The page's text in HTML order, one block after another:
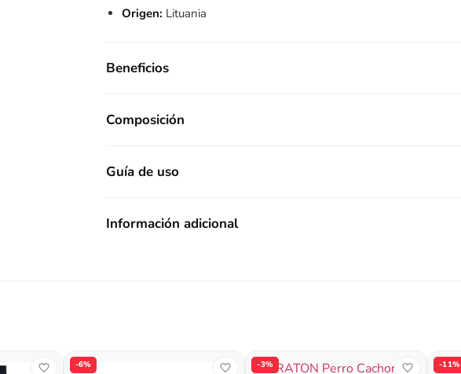
Origen: Lituania
Beneficios
Composición
Guía de uso
Información adicional
-6% -3% -11%